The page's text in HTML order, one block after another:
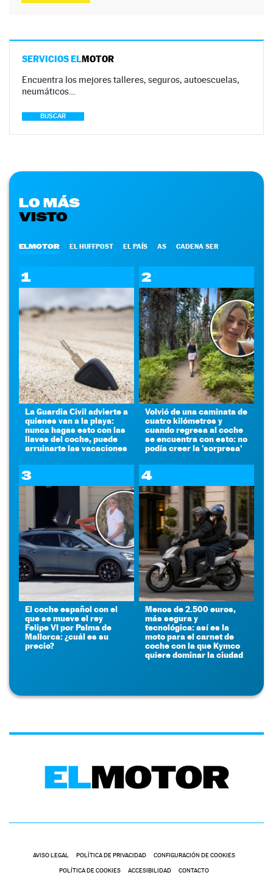
SERVICIOS ELMOTOR
Encuentra los mejores talleres, seguros, autoescuelas,
neumáticos…
BUSCAR
LO MÁS
VISTO
ELMOTOR EL HUFFPOST EL PAÍS AS CADENA SER
1
La Guardia Civil advierte a
quienes van a la playa:
nunca hagas esto con las
llaves del coche, puede
arruinarte las vacaciones
2
Volvió de una caminata de
cuatro kilómetros y
cuando regresa al coche
se encuentra con esto: no
podía creer la 'sorpresa'
3
El coche español con el
que se mueve el rey
Felipe VI por Palma de
Mallorca: ¿cuál es su
precio?
4
Menos de 2.500 euros,
más segura y
tecnológica: así es la
moto para el carnet de
coche con la que Kymco
quiere dominar la ciudad
AVISO LEGAL POLÍTICA DE PRIVACIDAD CONFIGURACIÓN DE COOKIES
POLÍTICA DE COOKIES ACCESIBILIDAD CONTACTO